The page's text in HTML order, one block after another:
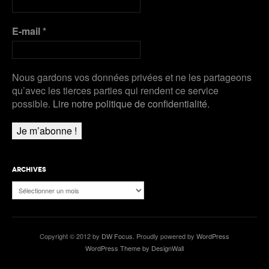
Plus de Audios
E-mail*
Nous gardons vos données privées et ne les partageons
qu’avec les tierces parties qui rendent ce service
possible. Lire notre politique de confidentialité.
ARCHIVES
Archives
Copyright © 2012 by DW Focus . Proudly powered by WordPress
WordPress Theme by DesignWall